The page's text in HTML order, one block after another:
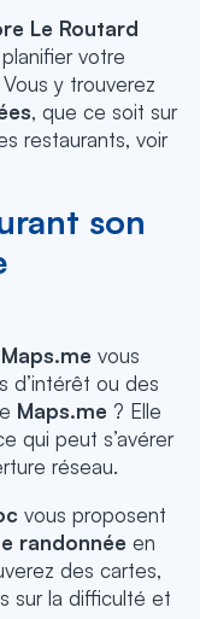
Le Routard
votre
y trouverez
, que ce soit sur
restaurants, voir
son
vous
d’intérêt ou des
Maps.me ? Elle
qui peut s’avérer
réseau.
vous proposent
randonnée en
des cartes,
sur la difficulté et